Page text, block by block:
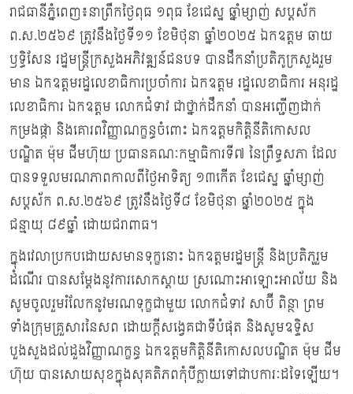
រាជធានីភ្នំពេញ៖នាព្រឹកថ្ងៃពុធ ១ពុធ ខែជេស្ឋ ឆ្នាំម្សាញ់ សប្ដស័ក
ព.ស.២៥៦៩ ត្រូវនឹងថ្ងៃទី១១ ខែមិថុនា ឆ្នាំ២០២៥ ឯកឧត្តម ឆាយ
ឫទ្ធិសែន រដ្ឋមន្ត្រីក្រសួងអភិវឌ្ឍន៍ជនបទ បានដឹកនាំប្រតិភូក្រសួងរួម
មាន ឯកឧត្តមរដ្ឋលេខាធិការប្រចាំការ ឯកឧត្តម រដ្ឋលេខាធិការ អនុរដ្ឋ
លេខាធិការ ឯកឧត្តម លោកជំទាវ ជាថ្នាក់ដឹកនាំ បានអញ្ជើញដាក់
កម្រងផ្កា និងគោរពវិញ្ញាណក្ខន្ធចំពោះ ឯកឧត្តមកិត្តិនីតិកោសល
បណ្ឌិត ម៉ុម ជីមហ៊ុយ ប្រធានគណៈកម្មាធិការទី៧ នៃព្រឹទ្ធសភា ដែល
បានទទួលមរណភាពកាលពីថ្ងៃអាទិត្យ ១៣កើត ខែជេស្ឋ ឆ្នាំម្សាញ់
សប្តស័ក ព.ស.២៥៦៩ ត្រូវនឹងថ្ងៃទី៨ ខែមិថុនា ឆ្នាំ២០២៥ ក្នុង
ជន្មាយុ ៨៩ឆ្នាំ ដោយជរាពាធ។
ក្នុងវេលាប្រកបដោយសមានទុក្ខនោះ ឯកឧត្តមរដ្ឋមន្ត្រី និងប្រតិភូរួម
ដំណើរ បានសម្ដែងនូវការសោកស្តាយ ស្រណោះអាឡោះអាល័យ និង
សូមចូលរួមរំលែកនូវមរណទុក្ខជាមួយ លោកជំទាវ សាប៊ី ពិន្ថា ព្រម
ទាំងក្រុមគ្រួសារនៃសព ដោយក្តីសង្វេគជាទីបំផុត និងសូមឧទ្ទិស
បួងសួងដល់ដួងវិញ្ញាណក្ខន្ធ ឯកឧត្តមកិត្តិនីតិកោសលបណ្ឌិត ម៉ុម ជីម
ហ៊ុយ បានសោយសុខក្នុងសុគតិភពកុំបីក្លាយទៅជាបការៈដទៃឡើយ។